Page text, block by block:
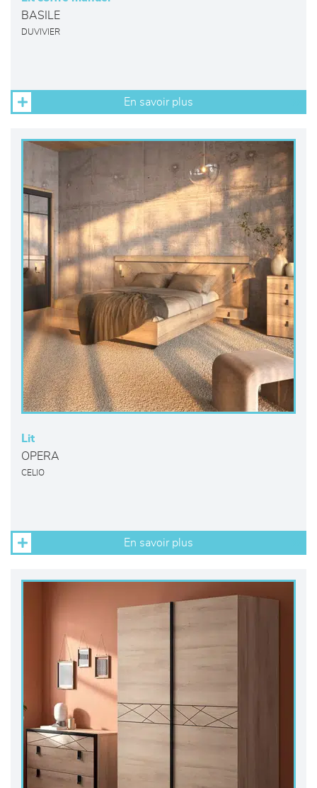
BASILE
DUVIVIER
En savoir plus
Lit
OPERA
CELIO
En savoir plus